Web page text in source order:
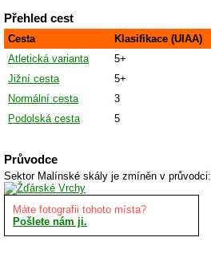
Přehled cest
Cesta Klasifikace (UIAA)
Atletická varianta
5+
Jižní cesta
5+
Normální cesta
3
Podolská cesta
5
Průvodce
Sektor Malínské skály je zmíněn v průvodci:
Máte fotografii tohoto místa?
Pošlete nám ji.